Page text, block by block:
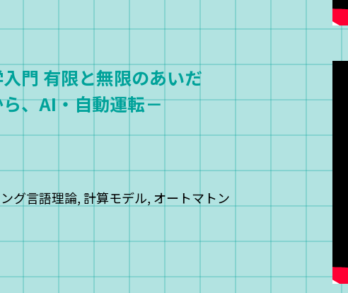
門 有限と無限のあいだ
、AI・自動運転－
グ言語理論, 計算モデル, オートマトン